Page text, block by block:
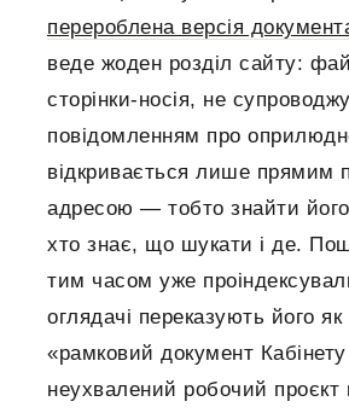
перероблена версія
веде жоден розділ сайту:
сторінки-носія, не
повідомленням про
відкривається лише прямим
адресою — тобто знайти
хто знає, що шукати і де.
тим часом уже
оглядачі переказують його
«рамковий документ
неухвалений робочий проєкт